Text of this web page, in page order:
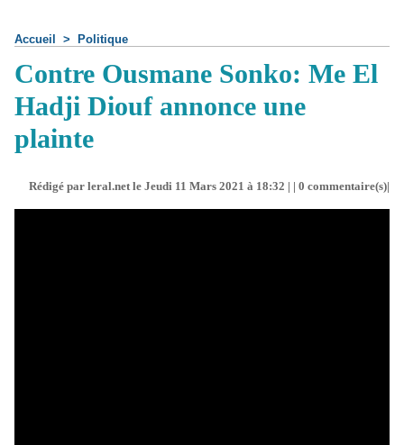
Accueil > Politique
Contre Ousmane Sonko: Me El
Hadji Diouf annonce une
plainte
Rédigé par leral.net le Jeudi 11 Mars 2021 à 18:32 | | 0 commentaire(s)|